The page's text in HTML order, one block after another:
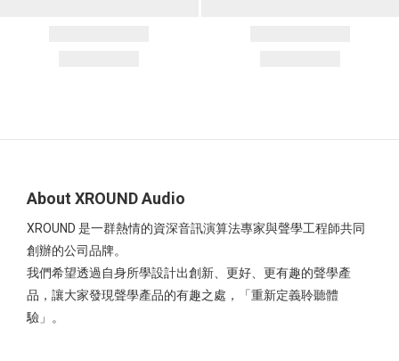
About XROUND Audio
XROUND 是一群熱情的資深音訊演算法專家與聲學工程師共同
創辦的公司品牌。
我們希望透過自身所學設計出創新、更好、更有趣的聲學產
品，讓大家發現聲學產品的有趣之處，「重新定義聆聽體
驗」。